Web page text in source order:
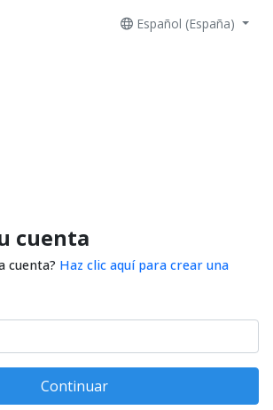
Español (España)
cuenta
cuenta? Haz clic aquí para crear una
Continuar